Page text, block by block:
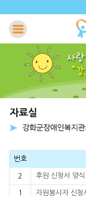
번호
2 후원 신청서 양식
1 자원봉사자 신청